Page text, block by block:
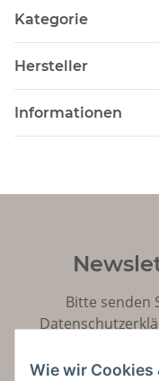
Kategorie
Hersteller
Informationen
Bitte senden
widerruflich
Wie wir Cookies